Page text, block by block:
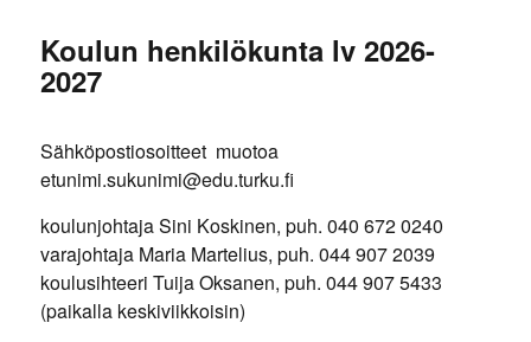
Koulun henkilökunta lv 2026-
2027
Sähköpostiosoitteet muotoa
etunimi.sukunimi@edu.turku.fi
koulunjohtaja Sini Koskinen, puh. 040 672 0240
varajohtaja Maria Martelius, puh. 044 907 2039
koulusihteeri Tuija Oksanen, puh. 044 907 5433
(paikalla keskiviikkoisin)